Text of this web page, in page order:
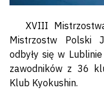
XVIII Mistrzostwa
Mistrzostw Polski
odbyły się w
zawodników z 36
Klub Kyokushin.